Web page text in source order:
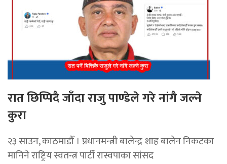
रात छिप्पिदै जाँदा राजु पाण्डेले गरे नांगै जल्ने
कुरा
२३ साउन, काठमाडौँ । प्रधानमन्त्री बालेन्द्र शाह बालेन निकटका
मानिने राष्ट्रिय स्वतन्त्र पार्टी रास्वपाका सांसद